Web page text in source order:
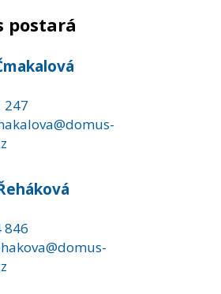
postará
247
846